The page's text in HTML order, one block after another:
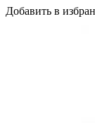
Добавить в